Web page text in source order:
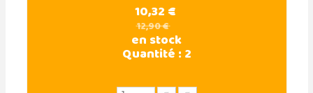
10,32 €
12,90 €
en stock
Quantité :2